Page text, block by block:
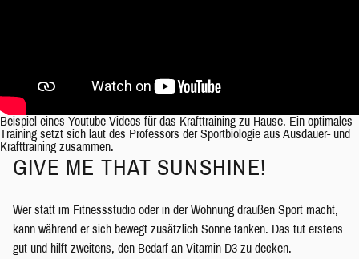
Beispiel eines Youtube-Videos für das Krafttraining zu Hause. Ein optimales
Training setzt sich laut des Professors der Sportbiologie aus Ausdauer- und
Krafttraining zusammen.
GIVE ME THAT SUNSHINE!
Wer statt im Fitnessstudio oder in der Wohnung draußen Sport macht,
kann während er sich bewegt zusätzlich Sonne tanken. Das tut erstens
gut und hilft zweitens, den Bedarf an Vitamin D3 zu decken.